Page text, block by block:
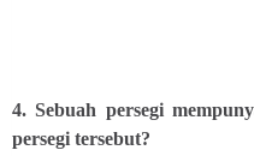
4. Sebuah persegi
persegi tersebut?